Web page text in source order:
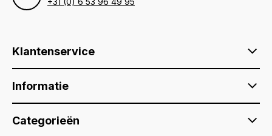
Klantenservice
Informatie
Categorieën